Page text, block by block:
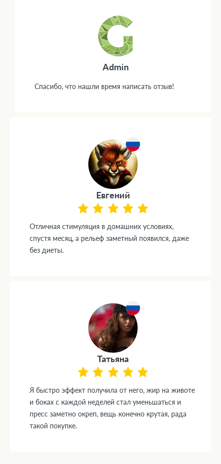
Admin
Спасибо, что нашли время написать отзыв!
Евгений
Отличная стимуляция в домашних условиях,
спустя месяц, а рельеф заметный появился, даже
без диеты.
Татьяна
Я быстро эффект получила от него, жир на животе
и боках с каждой неделей стал уменьшаться и
пресс заметно окреп, вещь конечно крутая, рада
такой покупке.